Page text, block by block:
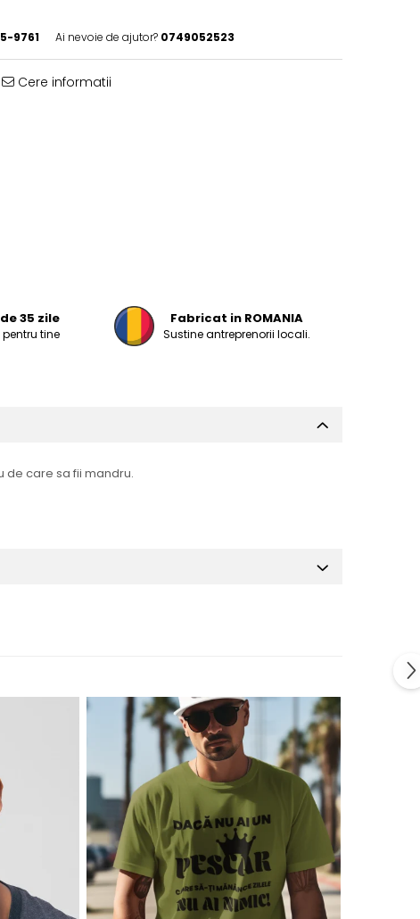
9761 Ai nevoie de ajutor? 0749052523
Cere informatii
35 zile
tine
Fabricat in ROMANIA
Sustine antreprenorii locali.
de care sa fii mandru.